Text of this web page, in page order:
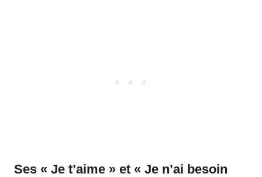
Ses « Je t’aime » et « Je n’ai besoin